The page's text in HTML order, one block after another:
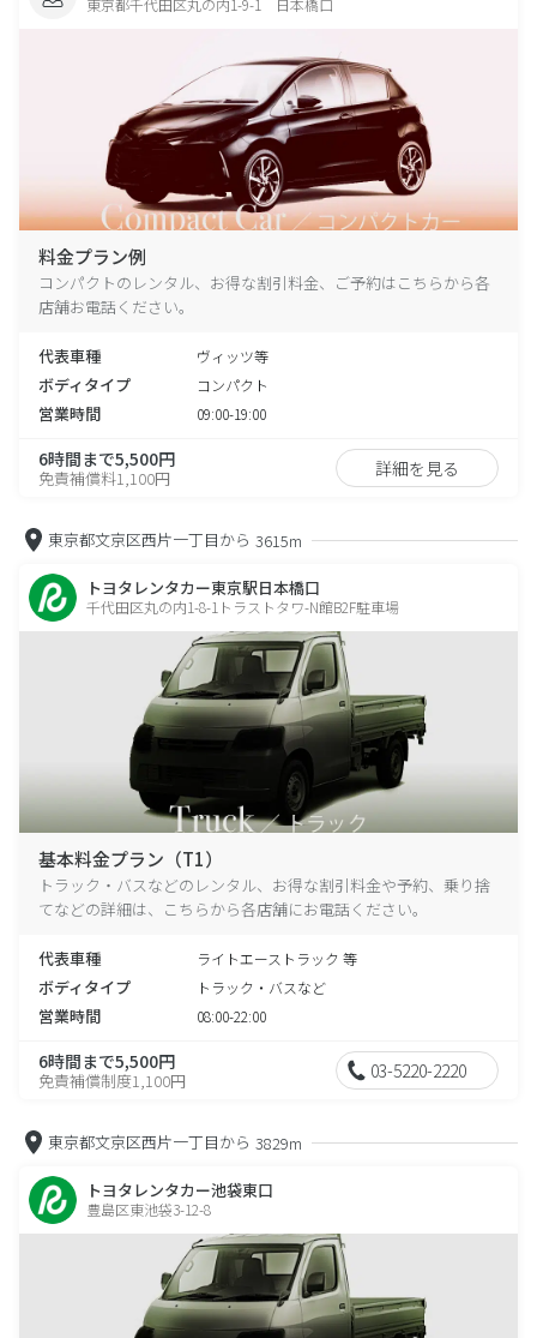
東京都千代田区丸の内1-9-1 日本橋口
料金プラン例
コンパクトのレンタル、お得な割引料金、ご予約はこちらから各
店舗お電話ください。
代表車種 ヴィッツ等
ボディタイプ コンパクト
営業時間 09:00-19:00
6時間まで5,500円
免責補償料1,100円 詳細を見る
東京都文京区西片一丁目から 3615m
トヨタレンタカー東京駅日本橋口
千代田区丸の内1-8-1トラストタワ-N館B2F駐車場
基本料金プラン（T1）
トラック・バスなどのレンタル、お得な割引料金や予約、乗り捨
てなどの詳細は、こちらから各店舗にお電話ください。
代表車種 ライトエーストラック 等
ボディタイプ トラック・バスなど
営業時間 08:00-22:00
6時間まで5,500円
免責補償制度1,100円 03-5220-2220
東京都文京区西片一丁目から 3829m
トヨタレンタカー池袋東口
豊島区東池袋3-12-8